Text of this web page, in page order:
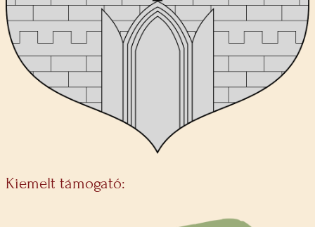
Kiemelt támogató: